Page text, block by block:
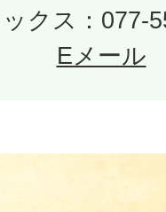
クス：077-
Eメール